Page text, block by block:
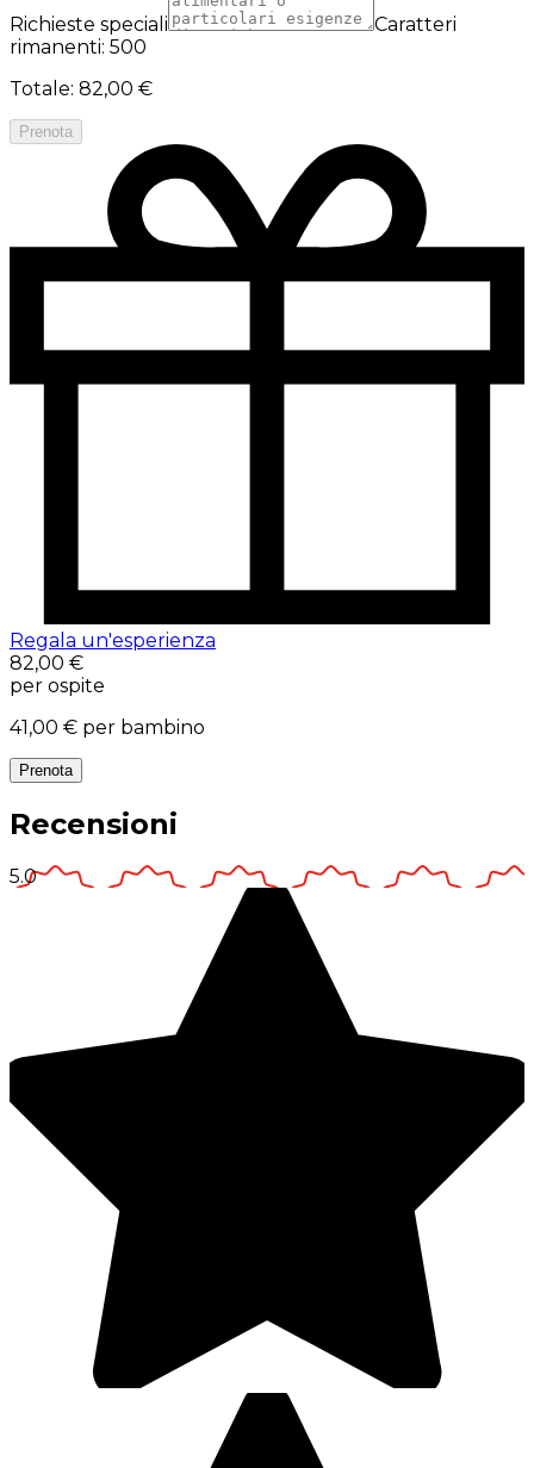
Richieste speciali
Caratteri
rimanenti: 500
Totale: 82,00 €
Prenota
Regala un'esperienza
82,00 €
per ospite
41,00 € per bambino
Prenota
Recensioni
5.0